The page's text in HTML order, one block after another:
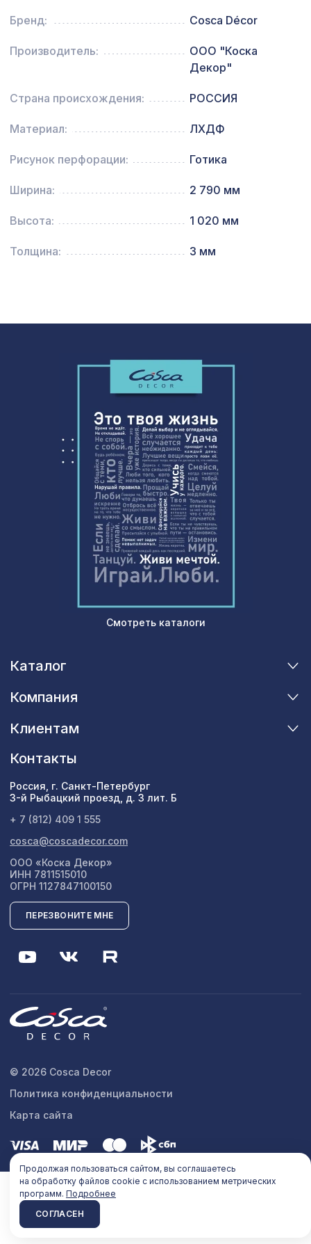
блистере
Перфорированная панель
ВЕРОНИКА, 2790х1020мм, ХДФ, венге
Бренд: Cosca Décor
Производитель:
ООО "Коска
Декор"
Страна происхождения: РОССИЯ
Материал: ЛХДФ
Рисунок перфорации: Готика
Ширина: 2 790 мм
Высота: 1 020 мм
Толщина: 3 мм
Смотреть каталоги
Каталог
Компания
Клиентам
Контакты
Россия, г. Санкт-Петербург
3-й Рыбацкий проезд, д. 3 лит. Б
+ 7 (812) 409 1 555
cosca@coscadecor.com
ООО «Коска Декор»
ИНН 7811515010
ОГРН 1127847100150
ПЕРЕЗВОНИТЕ МНЕ
© 2026 Cosca Decor
Политика конфиденциальности
Карта сайта
Продолжая пользоваться сайтом, вы соглашаетесь
на обработку файлов cookie с использованием метрических
программ. Подробнее
СОГЛАСЕН